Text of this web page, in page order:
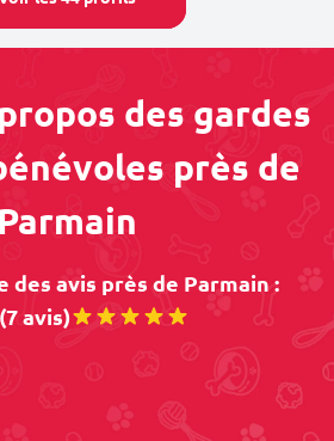
des gardes
près de
Parmain
des avis près de Parmain :
avis)